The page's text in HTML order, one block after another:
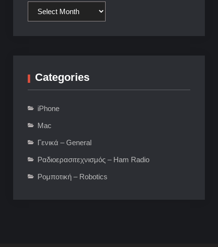
Archives
Categories
iPhone
Mac
Γενικά – General
Ραδιοερασιτεχνισμός – Ham Radio
Ρομποτική – Robotics